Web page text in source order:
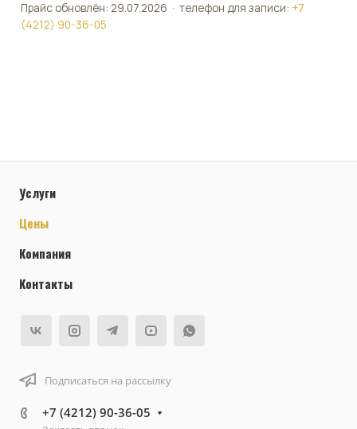
Прайс обновлён: 29.07.2026 · телефон для записи: +7
(4212) 90-36-05
Услуги
Цены
Компания
Контакты
Подписаться на рассылку
+7 (4212) 90-36-05